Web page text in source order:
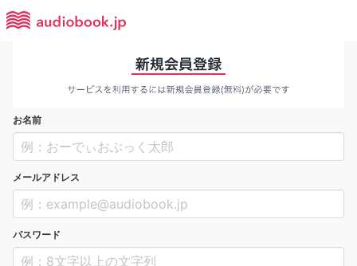
お名前
メールアドレス
パスワード